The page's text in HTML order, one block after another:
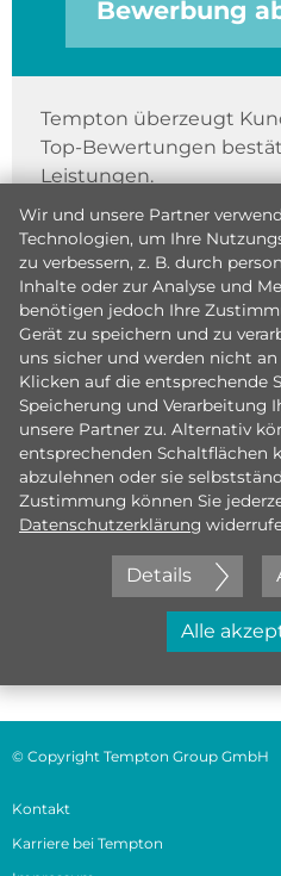
Bewerbung
Tempton überzeugt
Top-Bewertungen
Leistungen.
Jetzt initiativ
Wir und unsere Partner
Technologien, um Ihre
zu verbessern, z. B. durch
Inhalte oder zur Analyse und
benötigen jedoch Ihre
Gerät zu speichern und zu
uns sicher und werden nicht
Klicken auf die entsprechende
Speicherung und Verarbeitung
unsere Partner zu. Alternativ
entsprechenden Schaltflächen
abzulehnen oder sie
Zustimmung können Sie
Datenschutzerklärung
Details
Alle
© Copyright Tempton Group GmbH
Kontakt
Karriere bei Tempton